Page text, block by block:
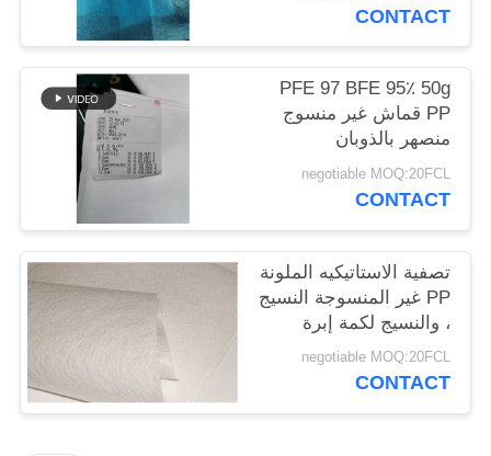
PRIVACY
POLICY
CONTACT
PFE 97 BFE 95٪ 50g
PP قماش غير منسوج
منصهر بالذوبان
negotiable MOQ:20FCL
CONTACT
تصفية الاستاتيكيه الملونة
PP غير المنسوجة النسيج
، والنسيج لكمة إبرة
negotiable MOQ:20FCL
CONTACT